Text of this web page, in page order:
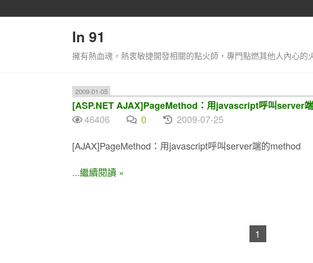
In 91
擁有熱血魂，熱衷敏捷開發相關的點火師，專門點燃其他人內心的
2009-01-05
[ASP.NET AJAX]PageMethod：用javascript呼叫server
46406
0
2009-07-25
[AJAX]PageMethod：用javascript呼叫server端的method
...繼續閱讀 »
1